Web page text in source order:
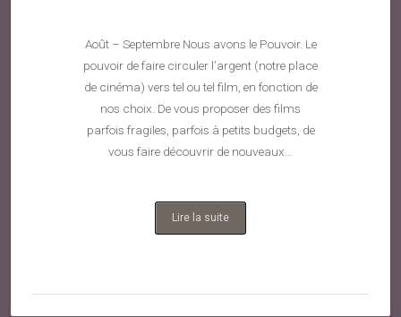
Août – Septembre Nous avons le Pouvoir. Le
pouvoir de faire circuler l’argent (notre place
de cinéma) vers tel ou tel film, en fonction de
nos choix. De vous proposer des films
parfois fragiles, parfois à petits budgets, de
vous faire découvrir de nouveaux…
Lire la suite